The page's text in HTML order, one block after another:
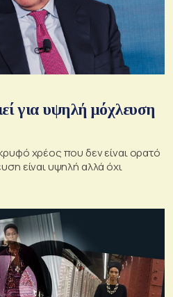
για υψηλή μόχλευση
χρέος που δεν είναι ορατό
είναι υψηλή αλλά όχι